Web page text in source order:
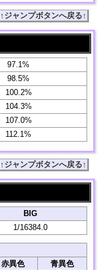
↑ジャンプボタンへ戻る↑
97.1%
98.5%
100.2%
104.3%
107.0%
112.1%
↑ジャンプボタンへ戻る↑
BIG
1/16384.0
赤異色
青異色